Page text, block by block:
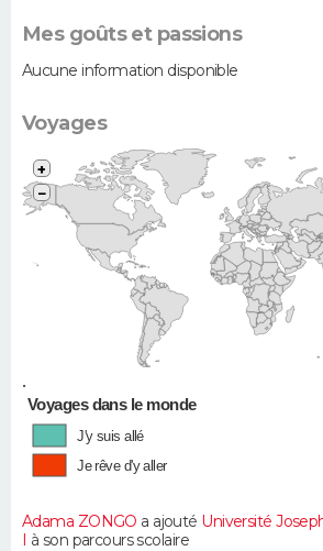
Mes goûts et passions
Aucune information disponible
Voyages
•
+
−
Voyages dans le monde
J'y suis allé
Je rêve d'y aller
Adama ZONGO a ajouté Université
I à son parcours scolaire